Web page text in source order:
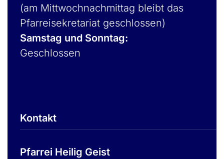
(am Mittwochnachmittag bleibt das
Pfarreisekretariat geschlossen)
Samstag und Sonntag:
Geschlossen
Kontakt
Pfarrei Heilig Geist